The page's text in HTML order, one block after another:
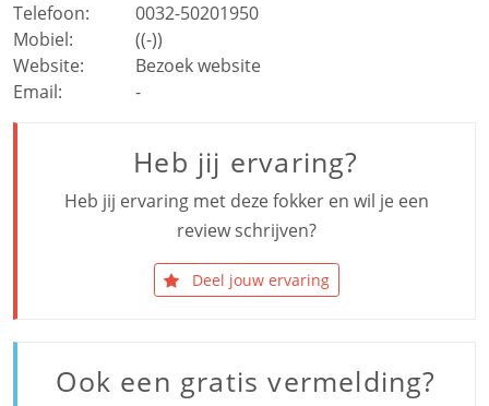
Telefoon:
0032-50201950
Mobiel:
((-))
Website:
Bezoek website
Email:
-
Heb jij ervaring?
Heb jij ervaring met deze fokker en wil je een
review schrijven?
Deel jouw ervaring
Ook een gratis vermelding?